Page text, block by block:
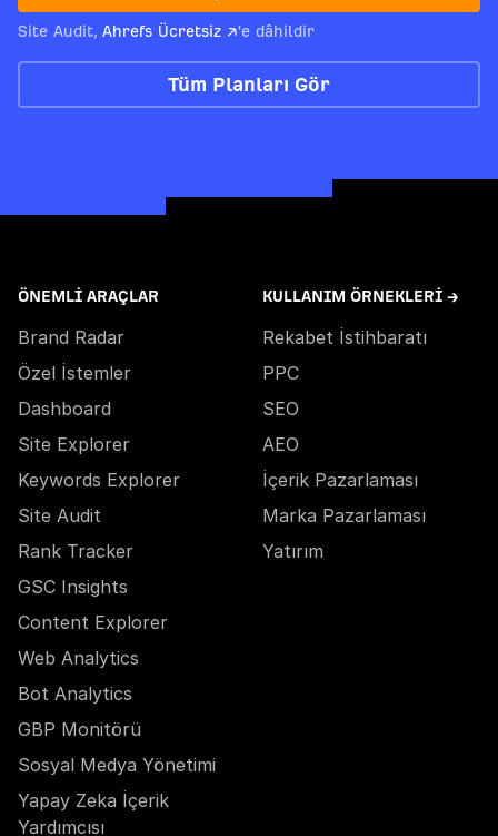
Site Audit, Ahrefs Ücretsiz ↗'e dâhildir
Tüm Planları Gör
ÖNEMLI ARAÇLAR
Brand Radar
Özel İstemler
Dashboard
Site Explorer
Keywords Explorer
Site Audit
Rank Tracker
GSC Insights
Content Explorer
Web Analytics
Bot Analytics
GBP Monitörü
Sosyal Medya Yönetimi
Yapay Zeka İçerik
Yardımcısı
KULLANIM ÖRNEKLERI →
Rekabet İstihbaratı
PPC
SEO
AEO
İçerik Pazarlaması
Marka Pazarlaması
Yatırım